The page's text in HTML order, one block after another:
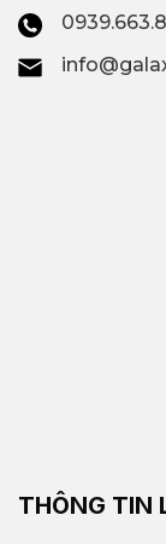
THÔNG TIN